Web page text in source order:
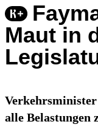
Maut in
alle